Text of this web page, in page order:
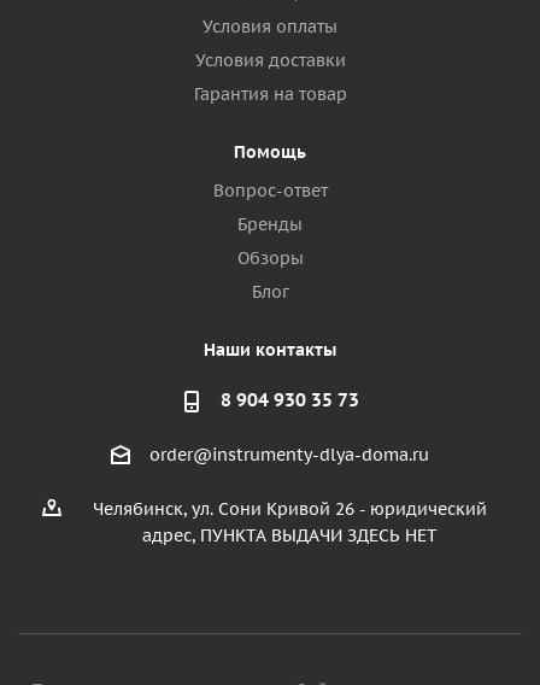
Условия оплаты
Условия доставки
Гарантия на товар
Помощь
Вопрос-ответ
Бренды
Обзоры
Блог
Наши контакты
8 904 930 35 73
order@instrumenty-dlya-doma.ru
Челябинск, ул. Сони Кривой 26 - юридический
адрес, ПУНКТА ВЫДАЧИ ЗДЕСЬ НЕТ